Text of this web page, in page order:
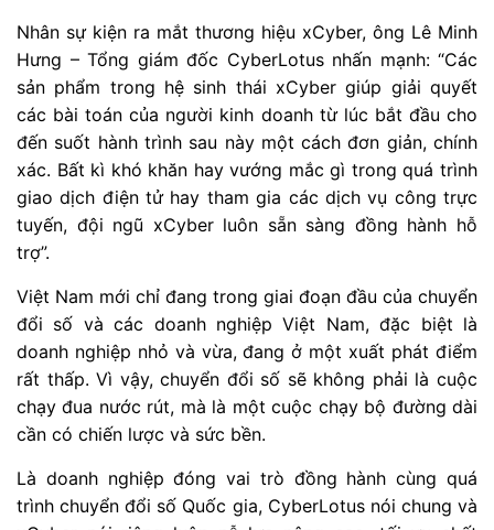
Nhân sự kiện ra mắt thương hiệu xCyber, ông Lê Minh
Hưng – Tổng giám đốc CyberLotus nhấn mạnh: “Các
sản phẩm trong hệ sinh thái xCyber giúp giải quyết
các bài toán của người kinh doanh từ lúc bắt đầu cho
đến suốt hành trình sau này một cách đơn giản, chính
xác. Bất kì khó khăn hay vướng mắc gì trong quá trình
giao dịch điện tử hay tham gia các dịch vụ công trực
tuyến, đội ngũ xCyber luôn sẵn sàng đồng hành hỗ
trợ”.
Việt Nam mới chỉ đang trong giai đoạn đầu của chuyển
đổi số và các doanh nghiệp Việt Nam, đặc biệt là
doanh nghiệp nhỏ và vừa, đang ở một xuất phát điểm
rất thấp. Vì vậy, chuyển đổi số sẽ không phải là cuộc
chạy đua nước rút, mà là một cuộc chạy bộ đường dài
cần có chiến lược và sức bền.
Là doanh nghiệp đóng vai trò đồng hành cùng quá
trình chuyển đổi số Quốc gia, CyberLotus nói chung và